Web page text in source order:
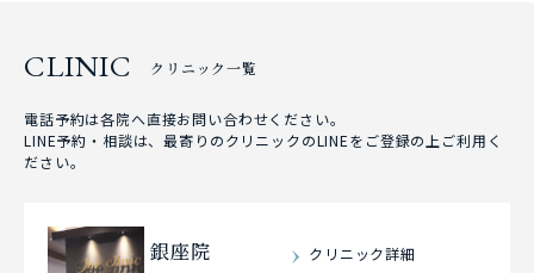
CLINIC クリニック一覧
電話予約は各院へ直接お問い合わせください。
LINE予約・相談は、最寄りのクリニックのLINEをご登録の上ご利用く
ださい。
銀座院
クリニック詳細